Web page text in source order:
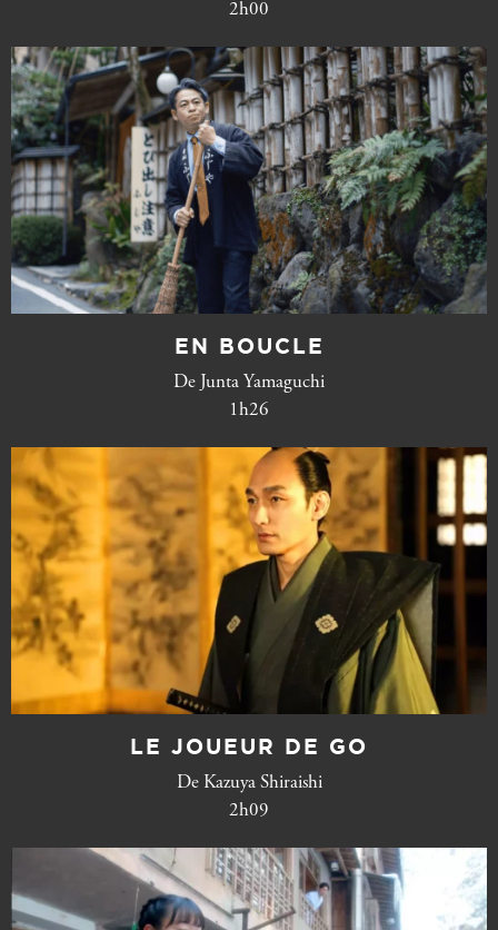
2h00
EN BOUCLE
De Junta Yamaguchi
1h26
LE JOUEUR DE GO
De Kazuya Shiraishi
2h09